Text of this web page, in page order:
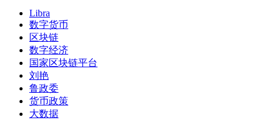
Libra
数字货币
区块链
数字经济
国家区块链平台
刘艳
鲁政委
货币政策
大数据